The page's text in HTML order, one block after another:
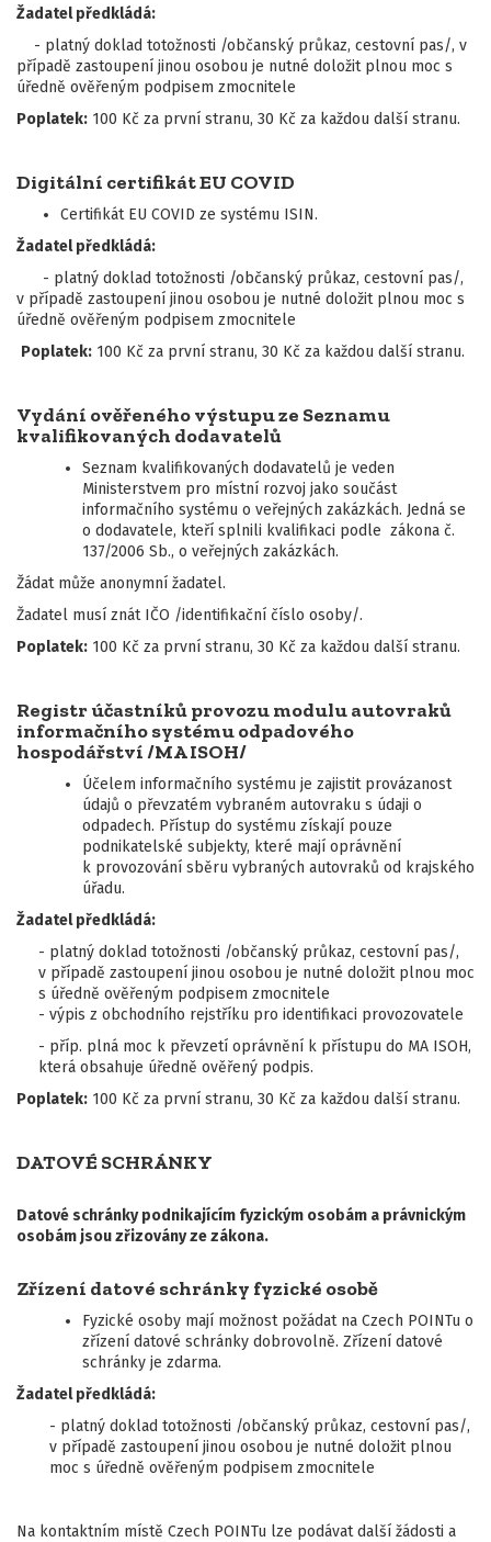
Žadatel předkládá:
- platný doklad totožnosti /občanský průkaz, cestovní pas/, v
případě zastoupení jinou osobou je nutné doložit plnou moc s
úředně ověřeným podpisem zmocnitele
Poplatek: 100 Kč za první stranu, 30 Kč za každou další stranu.
Digitální certifikát EU COVID
Certifikát EU COVID ze systému ISIN.
Žadatel předkládá:
- platný doklad totožnosti /občanský průkaz, cestovní pas/,
v případě zastoupení jinou osobou je nutné doložit plnou moc s
úředně ověřeným podpisem zmocnitele
Poplatek: 100 Kč za první stranu, 30 Kč za každou další stranu.
Vydání ověřeného výstupu ze Seznamu
kvalifikovaných dodavatelů
Seznam kvalifikovaných dodavatelů je veden
Ministerstvem pro místní rozvoj jako součást
informačního systému o veřejných zakázkách. Jedná se
o dodavatele, kteří splnili kvalifikaci podle zákona č.
137/2006 Sb., o veřejných zakázkách.
Žádat může anonymní žadatel.
Žadatel musí znát IČO /identifikační číslo osoby/.
Poplatek: 100 Kč za první stranu, 30 Kč za každou další stranu.
Registr účastníků provozu modulu autovraků
informačního systému odpadového
hospodářství /MA ISOH/
Účelem informačního systému je zajistit provázanost
údajů o převzatém vybraném autovraku s údaji o
odpadech. Přístup do systému získají pouze
podnikatelské subjekty, které mají oprávnění
k provozování sběru vybraných autovraků od krajského
úřadu.
Žadatel předkládá:
- platný doklad totožnosti /občanský průkaz, cestovní pas/,
v případě zastoupení jinou osobou je nutné doložit plnou moc
s úředně ověřeným podpisem zmocnitele
- výpis z obchodního rejstříku pro identifikaci provozovatele
- příp. plná moc k převzetí oprávnění k přístupu do MA ISOH,
která obsahuje úředně ověřený podpis.
Poplatek: 100 Kč za první stranu, 30 Kč za každou další stranu.
DATOVÉ SCHRÁNKY
Datové schránky podnikajícím fyzickým osobám a právnickým
osobám jsou zřizovány ze zákona.
Zřízení datové schránky fyzické osobě
Fyzické osoby mají možnost požádat na Czech POINTu o
zřízení datové schránky dobrovolně. Zřízení datové
schránky je zdarma.
Žadatel předkládá:
- platný doklad totožnosti /občanský průkaz, cestovní pas/,
v případě zastoupení jinou osobou je nutné doložit plnou
moc s úředně ověřeným podpisem zmocnitele
Na kontaktním místě Czech POINTu lze podávat další žádosti a